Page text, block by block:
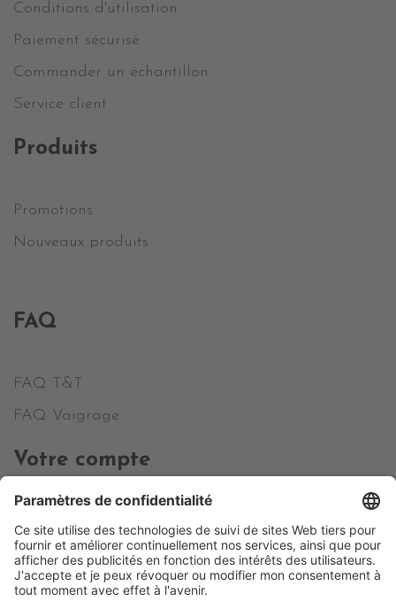
Conditions d'utilisation
Paiement sécurisé
Commander un échantillon
Service client
Produits
Promotions
Nouveaux produits
FAQ
FAQ T&T
FAQ Vaigrage
Votre compte
Informations personnelles
Commandes
Avoirs